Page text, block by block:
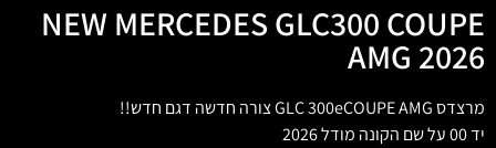
NEW MERCEDES GLC300 COUPE
AMG 2026
מרצדס GLC 300eCOUPE AMG צורה חדשה דגם חדש!!
יד 00 על שם הקונה מודל 2026